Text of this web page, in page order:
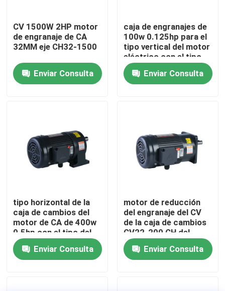
Productos
Los vídeos
Control de calidad
Noticias
motor del engranaje de la CA
CV 1500W 2HP motor
de engranaje de CA
32MM eje CH32-1500
Enviar Consulta
caja de engranajes de
100w 0.125hp para el
tipo vertical del motor
eléctrico con el tipo
del Cv del reborde
Enviar Consulta
tipo horizontal de la
caja de cambios del
motor de CA de 400w
0.5hp con el tipo del
Ch del pie
Enviar Consulta
motor de reducción
del engranaje del CV
de la caja de cambios
CV22-200 CH del
motor eléctrico de
200W 0.25HP
Enviar Consulta